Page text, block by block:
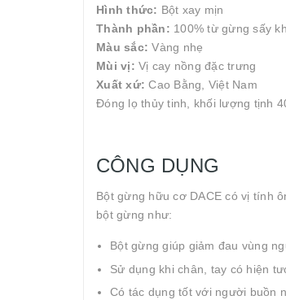
Hình thức: Bột xay mịn
Thành phần: 100% từ gừng sấy
Màu sắc: Vàng nhẹ
Mùi vị: Vị cay nồng đặc trưng
Xuất xứ:Cao Bằng, Việt Nam
Đóng lọ thủy tinh, khối lượng tịnh
CÔNG DỤNG
Bột gừng hữu cơ DACE có vị tính
bột gừng như:
Bột gừng giúp giảm đau vùng
Sử dụng khi chân, tay có hiện
Có tác dụng tốt với người buồn